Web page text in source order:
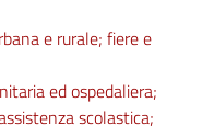
e rurale; fiere e
ed ospedaliera;
scolastica;